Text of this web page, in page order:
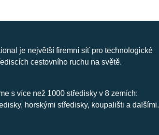
je největší firemní síť pro technologické
cestovního ruchu na světě.
s více než 1000 středisky v 8 zemích:
horskými středisky, koupališti a dalšími.